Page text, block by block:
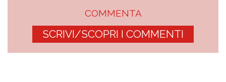
COMMENTA
SCRIVI/SCOPRI I COMMENTI